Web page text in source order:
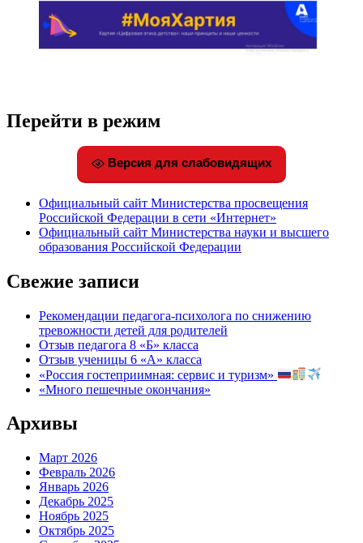
Перейти в режим
Версия для слабовидящих
Официальный сайт Министерства просвещения
Российской Федерации в сети «Интернет»
Официальный сайт Министерства науки и высшего
образования Российской Федерации
Свежие записи
Рекомендации педагога-психолога по снижению
тревожности детей для родителей
Отзыв педагога 8 «Б» класса
Отзыв ученицы 6 «А» класса
«Россия гостеприимная: сервис и туризм»
«Много пешечные окончания»
Архивы
Март 2026
Февраль 2026
Январь 2026
Декабрь 2025
Ноябрь 2025
Октябрь 2025